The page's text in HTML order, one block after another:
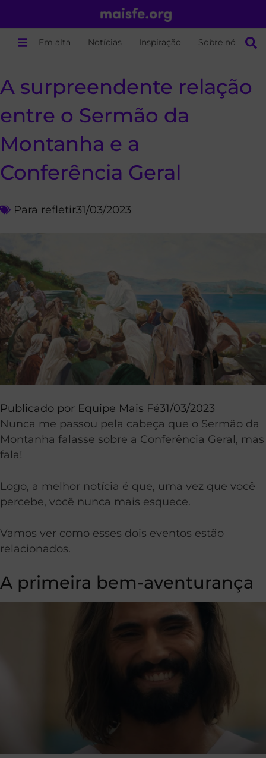
Em alta Notícias Inspiração Sobre nós
A surpreendente relação
entre o Sermão da
Montanha e a
Conferência Geral
Para refletir31/03/2023
Publicado por Equipe Mais Fé31/03/2023
Nunca me passou pela cabeça que o Sermão da
Montanha falasse sobre a Conferência Geral, mas
fala!
Logo, a melhor notícia é que, uma vez que você
percebe, você nunca mais esquece.
Vamos ver como esses dois eventos estão
relacionados.
A primeira bem-aventurança